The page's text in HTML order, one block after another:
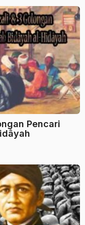
Pencari